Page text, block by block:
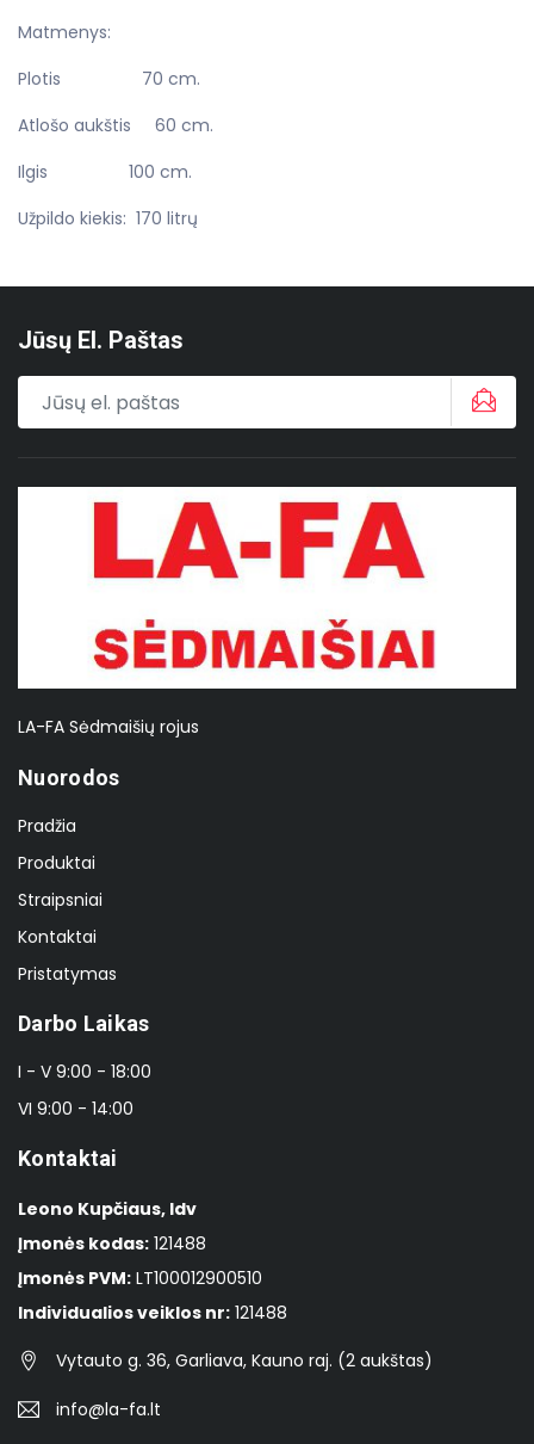
Matmenys:
Plotis 70 cm.
Atlošo aukštis 60 cm.
Ilgis 100 cm.
Užpildo kiekis: 170 litrų
Jūsų El. Paštas
LA-FA Sėdmaišių rojus
Nuorodos
Pradžia
Produktai
Straipsniai
Kontaktai
Pristatymas
Darbo Laikas
I - V 9:00 - 18:00
VI 9:00 - 14:00
Kontaktai
Leono Kupčiaus, Idv
Įmonės kodas: 121488
Įmonės PVM: LT100012900510
Individualios veiklos nr: 121488
Vytauto g. 36, Garliava, Kauno raj. (2 aukštas)
info@la-fa.lt